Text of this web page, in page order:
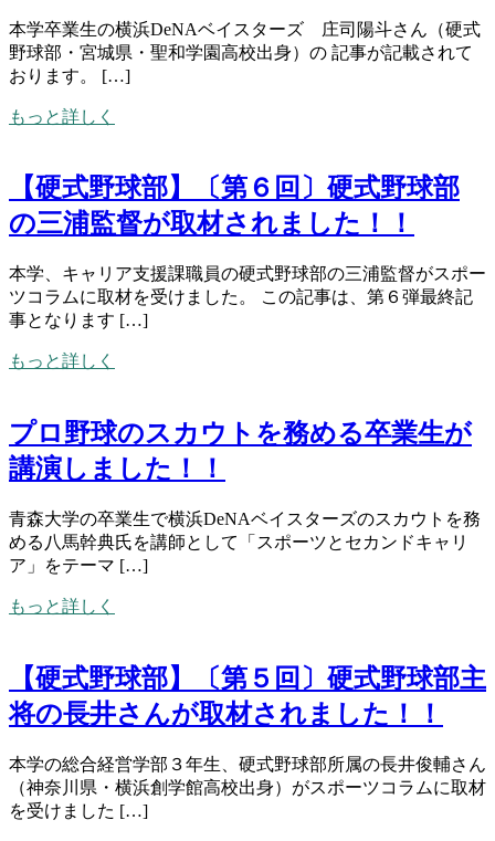
本学卒業生の横浜DeNAベイスターズ 庄司陽斗さん（硬式
野球部・宮城県・聖和学園高校出身）の 記事が記載されて
おります。 […]
もっと詳しく
【硬式野球部】〔第６回〕硬式野球部
の三浦監督が取材されました！！
本学、キャリア支援課職員の硬式野球部の三浦監督がスポー
ツコラムに取材を受けました。 この記事は、第６弾最終記
事となります […]
もっと詳しく
プロ野球のスカウトを務める卒業生が
講演しました！！
青森大学の卒業生で横浜DeNAベイスターズのスカウトを務
める八馬幹典氏を講師として「スポーツとセカンドキャリ
ア」をテーマ […]
もっと詳しく
【硬式野球部】〔第５回〕硬式野球部主
将の長井さんが取材されました！！
本学の総合経営学部３年生、硬式野球部所属の長井俊輔さん
（神奈川県・横浜創学館高校出身）がスポーツコラムに取材
を受けました […]